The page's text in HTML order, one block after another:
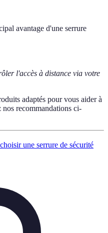
avantage d'une serrure
l'accès à distance via votre
adaptés pour vous aider à
recommandations ci-
une serrure de sécurité